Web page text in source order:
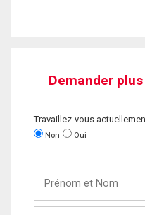
Demander
Travaillez-vous
Non Oui
Nom